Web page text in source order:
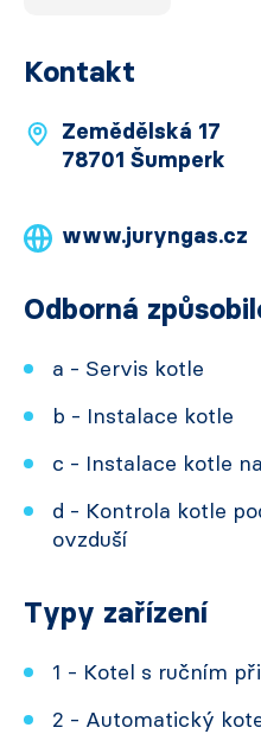
Kontakt
Zemědělská 17
78701 Šumperk
www.juryngas.cz
Odborná
a - Servis kotle
b - Instalace kotle
c - Instalace kotle
d - Kontrola kotle
ovzduší
Typy zařízení
1 - Kotel s ručním
2 - Automatický